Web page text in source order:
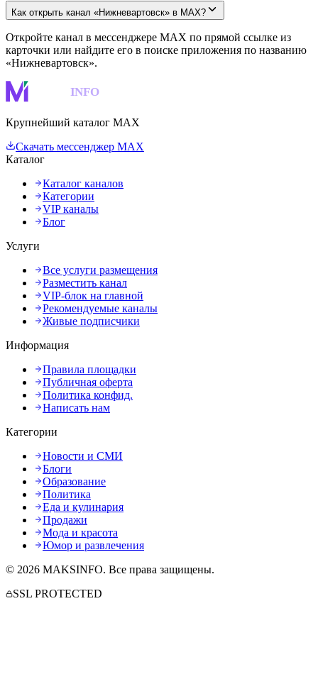
Как открыть канал «Нижневартовск» в MAX?
Откройте канал в мессенджере MAX по прямой ссылке из
карточки или найдите его в поиске приложения по названию
«Нижневартовск».
INFO
Крупнейший каталог MAX
Скачать мессенджер MAX
Каталог
Каталог каналов
Категории
VIP каналы
Блог
Услуги
Все услуги размещения
Разместить канал
VIP-блок на главной
Рекомендуемые каналы
Живые подписчики
Информация
Правила площадки
Публичная оферта
Политика конфид.
Написать нам
Категории
Новости и СМИ
Блоги
Образование
Политика
Еда и кулинария
Продажи
Мода и красота
Юмор и развлечения
© 2026 MAKSINFO. Все права защищены.
SSL PROTECTED